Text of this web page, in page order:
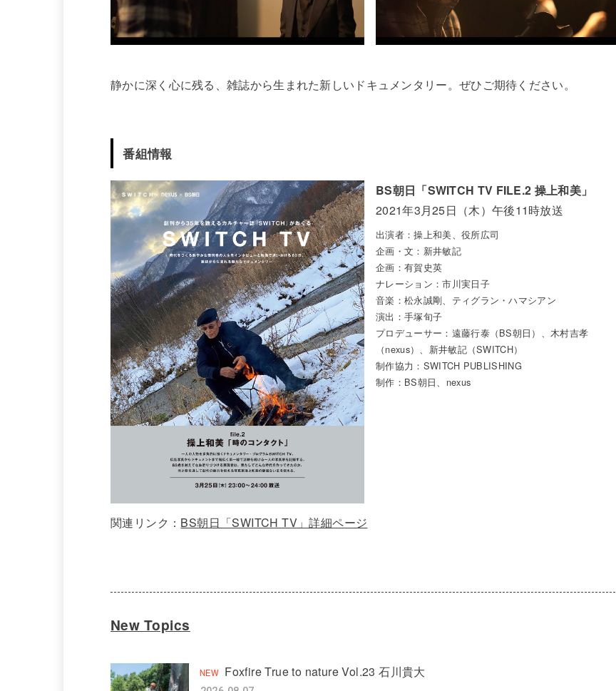
静かに深く心に残る、雑誌から生まれた新しいドキュメンタリー。ぜひご期待ください。
番組情報
BS朝日「SWITCH TV FILE.2 操上和美」
2021年3月25日（木）午後11時放送
出演者：操上和美、役所広司
企画・文：新井敏記
企画：有賀史英
ナレーション：市川実日子
音楽：松永誠剛、ティグラン・ハマシアン
演出：手塚旬子
プロデューサー：遠藤行泰（BS朝日）、木村吉孝
（nexus）、新井敏記（SWITCH）
制作協力：SWITCH PUBLISHING
制作：BS朝日、nexus
関連リンク： BS朝日「SWITCH TV」詳細ページ
New Topics
Foxfire True to nature Vol.23 石川貴大